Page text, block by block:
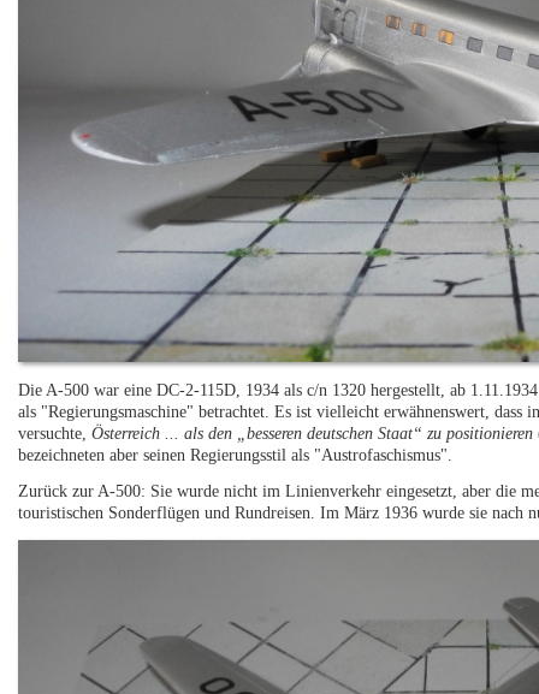
Die A-500 war eine DC-2-115D, 1934 als c/n 1320 hergestellt, ab
als "Regierungsmaschine" betrachtet. Es ist vielleicht erwähnenswert, dass
versuchte,Österreich ... als den „besseren deutschen Staat“ zu positionieren
bezeichneten aber seinen Regierungsstil als "Austrofaschismus".
Zurück zur A-500: Sie wurde nicht im Linienverkehr eingesetzt, aber die
touristischen Sonderflügen und Rundreisen. Im März 1936 wurde sie nach